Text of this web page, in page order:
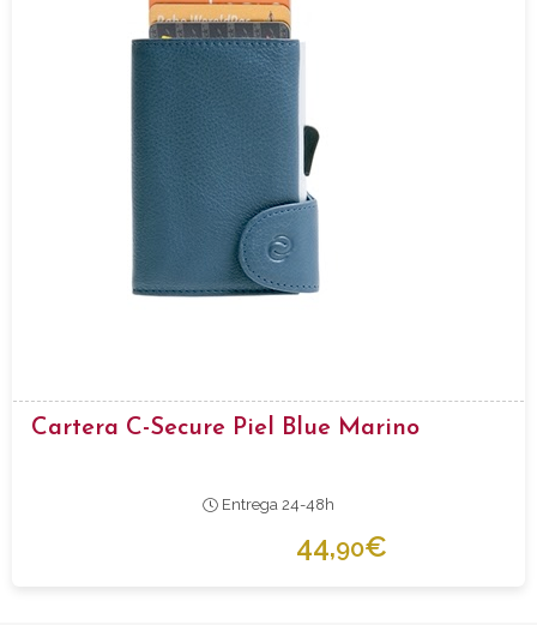
Cartera C-Secure Piel Blue Marino
Entrega 24-48h
44,90€